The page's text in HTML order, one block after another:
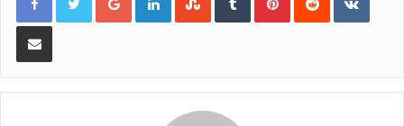
E-Posta ile paylaş